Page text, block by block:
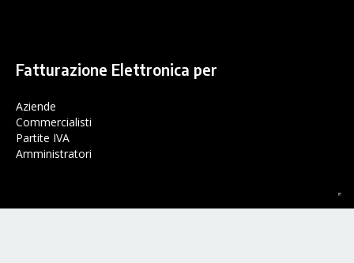
Fatturazione Elettronica per
Aziende
Commercialisti
Partite IVA
Amministratori